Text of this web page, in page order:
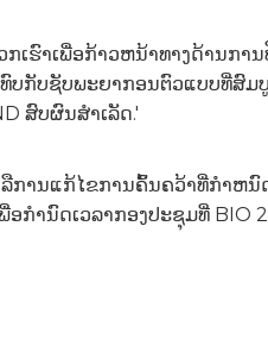
ເຮົາເພື່ອກ້າວຫນ້າທາງດ້ານກ
ບກັບຊັບພະຍາກອນຕົວແບບທີ່ສົ
ສົບຜົນສໍາເລັດ.'
ານແກ້ໄຂການຄົ້ນຄວ້າທີ່ກໍາຫນົ
ກໍາ​ນົດ​ເວ​ລາ​ກອງ​ປະ​ຊຸມ​ທີ່ BIO